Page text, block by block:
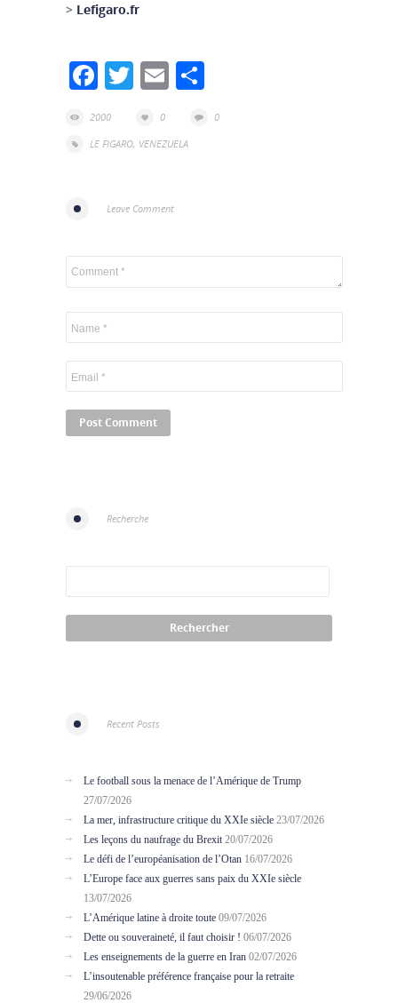
> Lefigaro.fr
Facebook
TwitterEmail
2000 0
0
LE FIGARO, VENEZUELA
Leave Comment
Recherche
Recent Posts
Le football sous la menace de l’Amérique de Trump
27/07/2026
La mer, infrastructure critique du XXIe siècle 23/07/2026
Les leçons du naufrage du Brexit 20/07/2026
Le défi de l’européanisation de l’Otan 16/07/2026
L’Europe face aux guerres sans paix du XXIe siècle
13/07/2026
L’Amérique latine à droite toute 09/07/2026
Dette ou souveraineté, il faut choisir ! 06/07/2026
Les enseignements de la guerre en Iran 02/07/2026
L’insoutenable préférence française pour la retraite
29/06/2026